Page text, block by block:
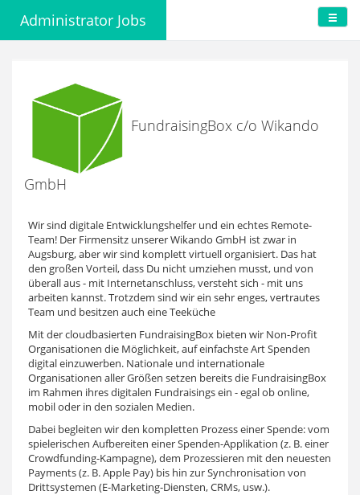
Administrator Jobs
FundraisingBox c/o Wikando
GmbH
Wir sind digitale Entwicklungshelfer und ein echtes Remote-
Team! Der Firmensitz unserer Wikando GmbH ist zwar in
Augsburg, aber wir sind komplett virtuell organisiert. Das hat
den großen Vorteil, dass Du nicht umziehen musst, und von
überall aus - mit Internetanschluss, versteht sich - mit uns
arbeiten kannst. Trotzdem sind wir ein sehr enges, vertrautes
Team und besitzen auch eine Teeküche
Mit der cloudbasierten FundraisingBox bieten wir Non-Profit
Organisationen die Möglichkeit, auf einfachste Art Spenden
digital einzuwerben. Nationale und internationale
Organisationen aller Größen setzen bereits die FundraisingBox
im Rahmen ihres digitalen Fundraisings ein - egal ob online,
mobil oder in den sozialen Medien.
Dabei begleiten wir den kompletten Prozess einer Spende: vom
spielerischen Aufbereiten einer Spenden-Applikation (z. B. einer
Crowdfunding-Kampagne), dem Prozessieren mit den neuesten
Payments (z. B. Apple Pay) bis hin zur Synchronisation von
Drittsystemen (E-Marketing-Diensten, CRMs, usw.).